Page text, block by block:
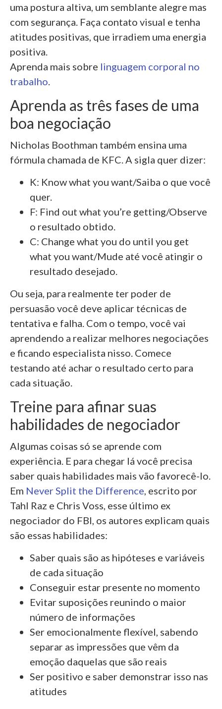
uma postura altiva, um semblante alegre mas
com segurança. Faça contato visual e tenha
atitudes positivas, que irradiem uma energia
positiva.
Aprenda mais sobre linguagem corporal no
trabalho
Aprenda as três fases de uma
boa negociação
Nicholas Boothman também ensina uma
fórmula chamada de KFC. A sigla quer dizer:
K: Know what you want/Saiba o que você
quer.
F: Find out what you’re getting/Observe
o resultado obtido.
C: Change what you do until you get
what you want/Mude até você atingir o
resultado desejado.
Ou seja, para realmente ter poder de
persuasão você deve aplicar técnicas de
tentativa e falha. Com o tempo, você vai
aprendendo a realizar melhores negociações
e ficando especialista nisso. Comece
testando até achar o resultado certo para
cada situação.
Treine para afinar suas
habilidades de negociador
Algumas coisas só se aprende com
experiência. E para chegar lá você precisa
saber quais habilidades mais vão favorecê-lo.
Em Never Split the Difference, escrito por
Tahl Raz e Chris Voss, esse último ex
negociador do FBI, os autores explicam quais
são essas habilidades:
Saber quais são as hipóteses e variáveis
de cada situação
Conseguir estar presente no momento
Evitar suposições reunindo o maior
número de informações
Ser emocionalmente flexível, sabendo
separar as impressões que vêm da
emoção daquelas que são reais
Ser positivo e saber demonstrar isso nas
atitudes